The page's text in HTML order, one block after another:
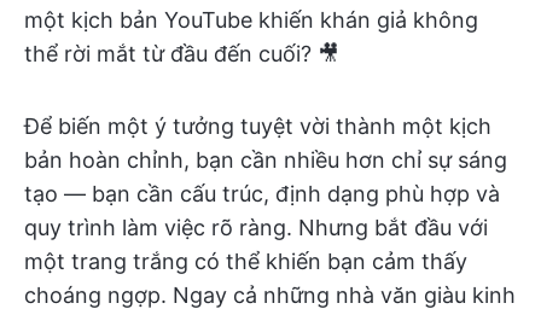
một kịch bản YouTube khiến khán giả không
thể rời mắt từ đầu đến cuối? 🎥
Để biến một ý tưởng tuyệt vời thành một kịch
bản hoàn chỉnh, bạn cần nhiều hơn chỉ sự sáng
tạo — bạn cần cấu trúc, định dạng phù hợp và
quy trình làm việc rõ ràng. Nhưng bắt đầu với
một trang trắng có thể khiến bạn cảm thấy
choáng ngợp. Ngay cả những nhà văn giàu kinh